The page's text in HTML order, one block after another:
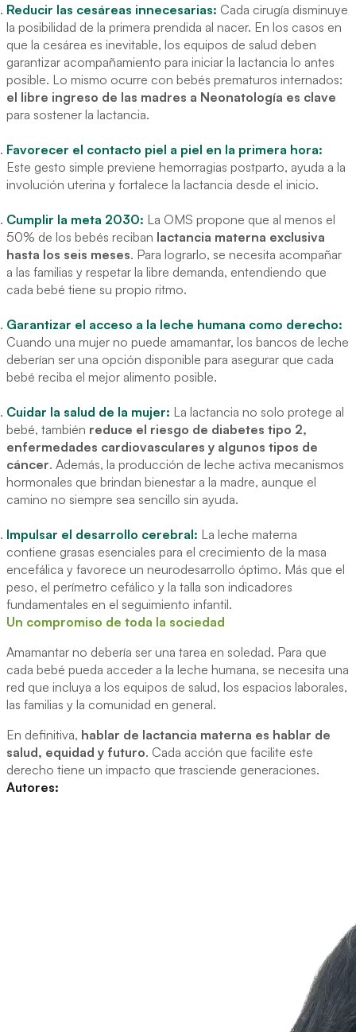
Reducir las cesáreas innecesarias: Cada cirugía disminuye
la posibilidad de la primera prendida al nacer. En los casos en
que la cesárea es inevitable, los equipos de salud deben
garantizar acompañamiento para iniciar la lactancia lo antes
posible. Lo mismo ocurre con bebés prematuros internados:
el libre ingreso de las madres a Neonatología es clave
para sostener la lactancia.
Favorecer el contacto piel a piel en la primera hora:
Este gesto simple previene hemorragias postparto, ayuda a la
involución uterina y fortalece la lactancia desde el inicio.
Cumplir la meta 2030: La OMS propone que al menos el
50% de los bebés reciban lactancia materna exclusiva
hasta los seis meses. Para lograrlo, se necesita acompañar
a las familias y respetar la libre demanda, entendiendo que
cada bebé tiene su propio ritmo.
Garantizar el acceso a la leche humana como derecho:
Cuando una mujer no puede amamantar, los bancos de leche
deberían ser una opción disponible para asegurar que cada
bebé reciba el mejor alimento posible.
Cuidar la salud de la mujer: La lactancia no solo protege al
bebé, también reduce el riesgo de diabetes tipo 2,
enfermedades cardiovasculares y algunos tipos de
cáncer. Además, la producción de leche activa mecanismos
hormonales que brindan bienestar a la madre, aunque el
camino no siempre sea sencillo sin ayuda.
Impulsar el desarrollo cerebral: La leche materna
contiene grasas esenciales para el crecimiento de la masa
encefálica y favorece un neurodesarrollo óptimo. Más que el
peso, el perímetro cefálico y la talla son indicadores
fundamentales en el seguimiento infantil.
Un compromiso de toda la sociedad
Amamantar no debería ser una tarea en soledad. Para que
cada bebé pueda acceder a la leche humana, se necesita una
red que incluya a los equipos de salud, los espacios laborales,
las familias y la comunidad en general.
En definitiva, hablar de lactancia materna es hablar de
salud, equidad y futuro. Cada acción que facilite este
derecho tiene un impacto que trasciende generaciones.
Autores: